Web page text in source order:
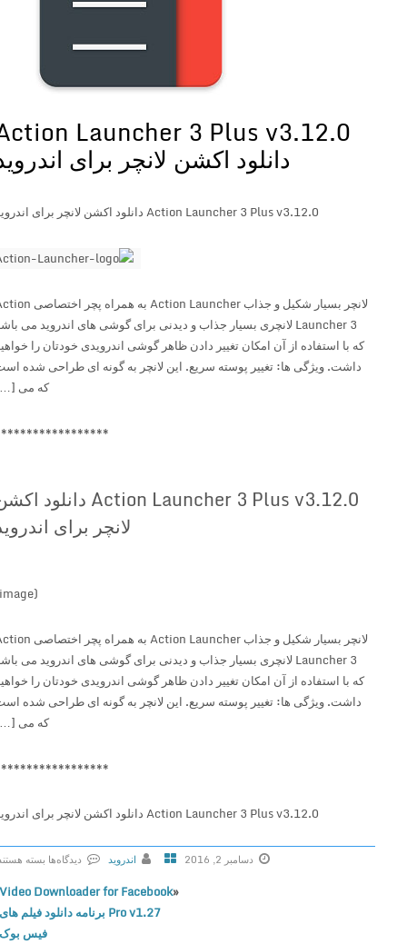
Action Launcher 3 Plus v3.12.0
دانلود اکشن لانچر برای اندروید
Action Launcher 3 Plus v3.12.0 دانلود اکشن لانچر برای اندروید
لانچر بسیار شکیل و جذاب Action Launcher به همراه پچر اختصاصی Action
Launcher 3 لانچری بسیار جذاب و دیدنی برای گوشی های اندروید می باشد
که با استفاده از آن امکان تغییر دادن ظاهر گوشی اندرویدی خودتان را خواهید
داشت. ویژگی ها: تغییر پوسته سریع. این لانچر به گونه ای طراحی شده است
که می […]
******************
Action Launcher 3 Plus v3.12.0 دانلود اکشن
لانچر برای اندروید
لانچر بسیار شکیل و جذاب Action Launcher به همراه پچر اختصاصی Action
Launcher 3 لانچری بسیار جذاب و دیدنی برای گوشی های اندروید می باشد
که با استفاده از آن امکان تغییر دادن ظاهر گوشی اندرویدی خودتان را خواهید
داشت. ویژگی ها: تغییر پوسته سریع. این لانچر به گونه ای طراحی شده است
که می […]
******************
Action Launcher 3 Plus v3.12.0 دانلود اکشن لانچر برای اندروید
دسامبر 2, 2016 اندروید
دیدگاه‌ها
ر
ا
بسته هستند
Video Downloader for Facebook
Pro v1.27 برنامه دانلود فیلم های
فیس بوک